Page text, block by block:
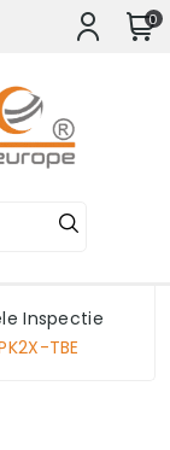
0
Inspectie
TBE